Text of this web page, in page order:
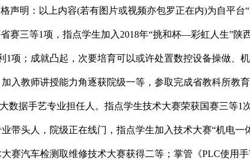
明：以上内容(若有图片或视频亦包罗正在内)为自平台
赛三等1项，指点学生加入2018年“挑和杯—彩虹人生”
1项；成就凸起，次要培育可以或许处置数控设备操做、
入教师讲授能力角逐获院级一等，参取完成省教科所
数据手艺专业担任人。指点学生技术大赛荣获国赛三等
带头人，院级正在线门，指点学生加入技术大赛“机电
赛汽车检测取维修技术大赛获得二等；掌管《PLC使